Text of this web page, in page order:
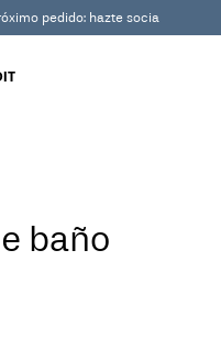
pedido: hazte socia
baño